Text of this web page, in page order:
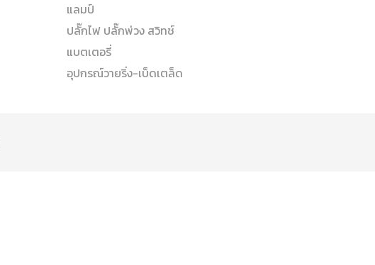
แลมป์
ปลั๊กไฟ ปลั๊กพ่วง สวิทช์
แบตเตอรี่
อุปกรณ์วายริ่ง-เบ็ดเตล็ด